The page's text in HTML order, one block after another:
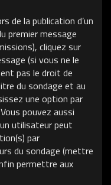
de la publication d’un
premier message
cliquez sur
(si vous ne le
pas le droit de
du sondage et au
une option par
pouvez aussi
utilisateur peut
par
du sondage (mettre
permettre aux